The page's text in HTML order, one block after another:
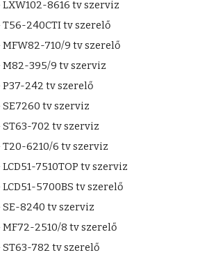
LXW102-8616 tv szerviz
T56-240CTI tv szerelő
MFW82-710/9 tv szerelő
M82-395/9 tv szerviz
P37-242 tv szerelő
SE7260 tv szerviz
ST63-702 tv szerviz
T20-6210/6 tv szerviz
LCD51-7510TOP tv szerviz
LCD51-5700BS tv szerelő
SE-8240 tv szerviz
MF72-2510/8 tv szerelő
ST63-782 tv szerelő